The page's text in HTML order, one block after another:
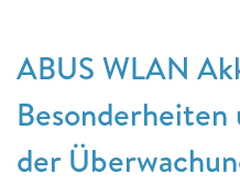
ABUS WLAN
der